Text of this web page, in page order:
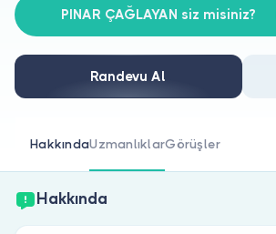
Doktorlar için
Doktor musunuz?
PINAR ÇAĞLAYAN siz misiniz?
Randevu Al
HakkındaUzmanlıklarGörüşler
Hakkında